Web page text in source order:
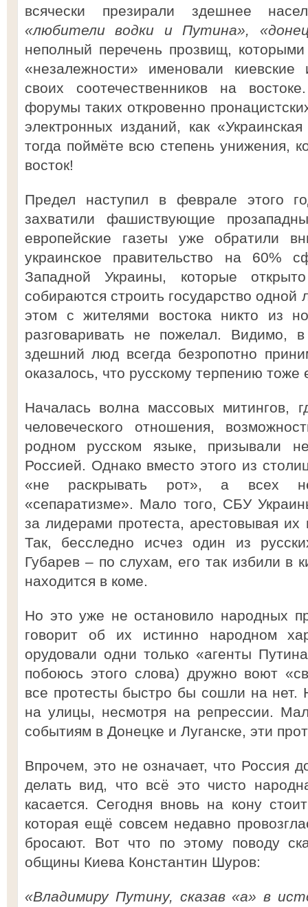
всячески презирали здешнее
«любители водки и Путина»,
неполный перечень прозвищ,
«незалежности» именовали киевские
своих соотечественников на
форумы таких откровенно
электронных изданий, как
тогда поймёте всю степень унижения,
восток!
Предел наступил в феврале этого
захватили фашиствующие
европейские газеты уже обратили
украинское правительство на 60%
Западной Украины, которые
собираются строить государство
этом с жителями востока никто из
разговаривать не пожелал. Видимо,
здешний люд всегда безропотно
оказалось, что русскому терпению тоже
Началась волна массовых митингов,
человеческого отношения,
родном русском языке, призывали
Россией. Однако вместо этого из
«не раскрывать рот», а всех
«сепаратизме». Мало того, СБУ
за лидерами протеста, арестовывая
Так, бесследно исчез один из
Губарев – по слухам, его так избили в
находится в коме.
Но это уже не остановило народных
говорит об их истинно народном
орудовали одни только «агенты
побоюсь этого слова) дружно воют
все протесты быстро бы сошли на нет.
на улицы, несмотря на репрессии.
событиям в Донецке и Луганске, эти
Впрочем, это не означает, что Россия
делать вид, что всё это чисто
касается. Сегодня вновь на кону
которая ещё совсем недавно
бросают. Вот что по этому поводу
общины Киева Константин Шуров:
«Владимиру Путину, сказав «а» в